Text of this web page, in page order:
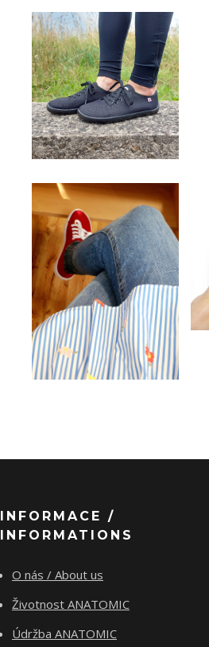
INFORMACE /
INFORMATIONS
O nás / About us
Životnost ANATOMIC
Údržba ANATOMIC